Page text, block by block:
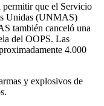
permitir que el Servicio
Unidas (UNMAS)
también canceló una
del OOPS. Las
4.000
y explosivos de